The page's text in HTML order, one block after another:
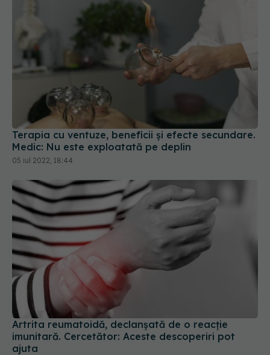
Terapia cu ventuze, beneficii și efecte secundare.
Medic: Nu este exploatată pe deplin
05 iul 2022, 18:44
Artrita reumatoidă, declanșată de o reacție
imunitară. Cercetător: Aceste descoperiri pot
ajuta